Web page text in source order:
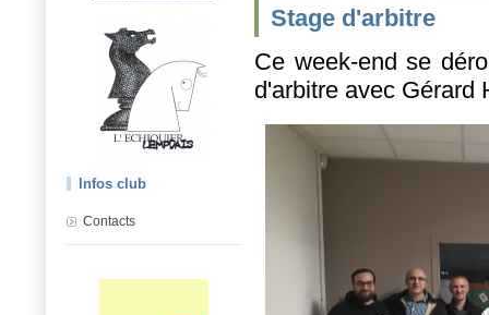
Infos club
Contacts
Stage d'arbitre
Ce week-end se
d'arbitre avec Gérard